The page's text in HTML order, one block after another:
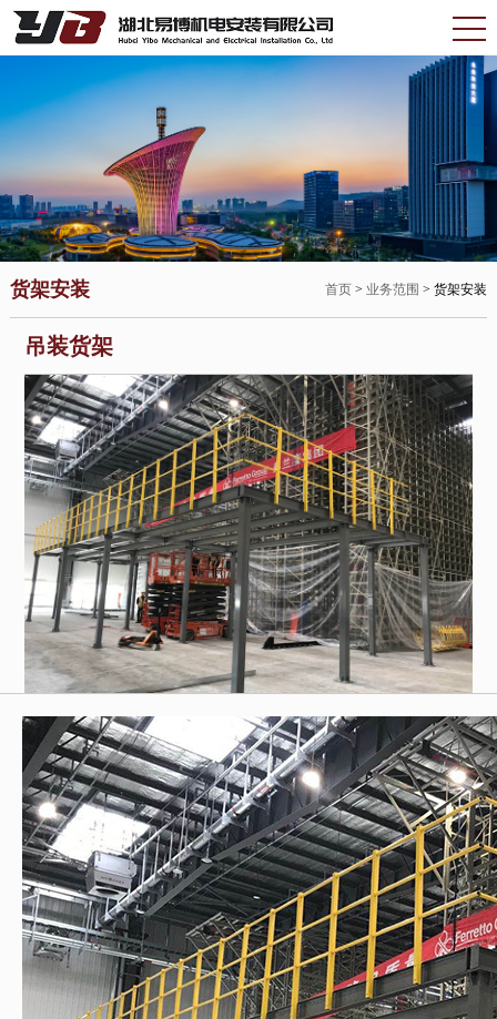
货架安装 首页 >业务范围 > 货架安装
吊装货架